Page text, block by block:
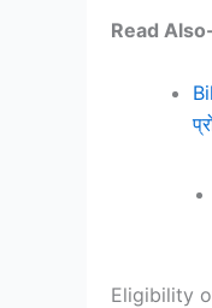
Read
Eligibility